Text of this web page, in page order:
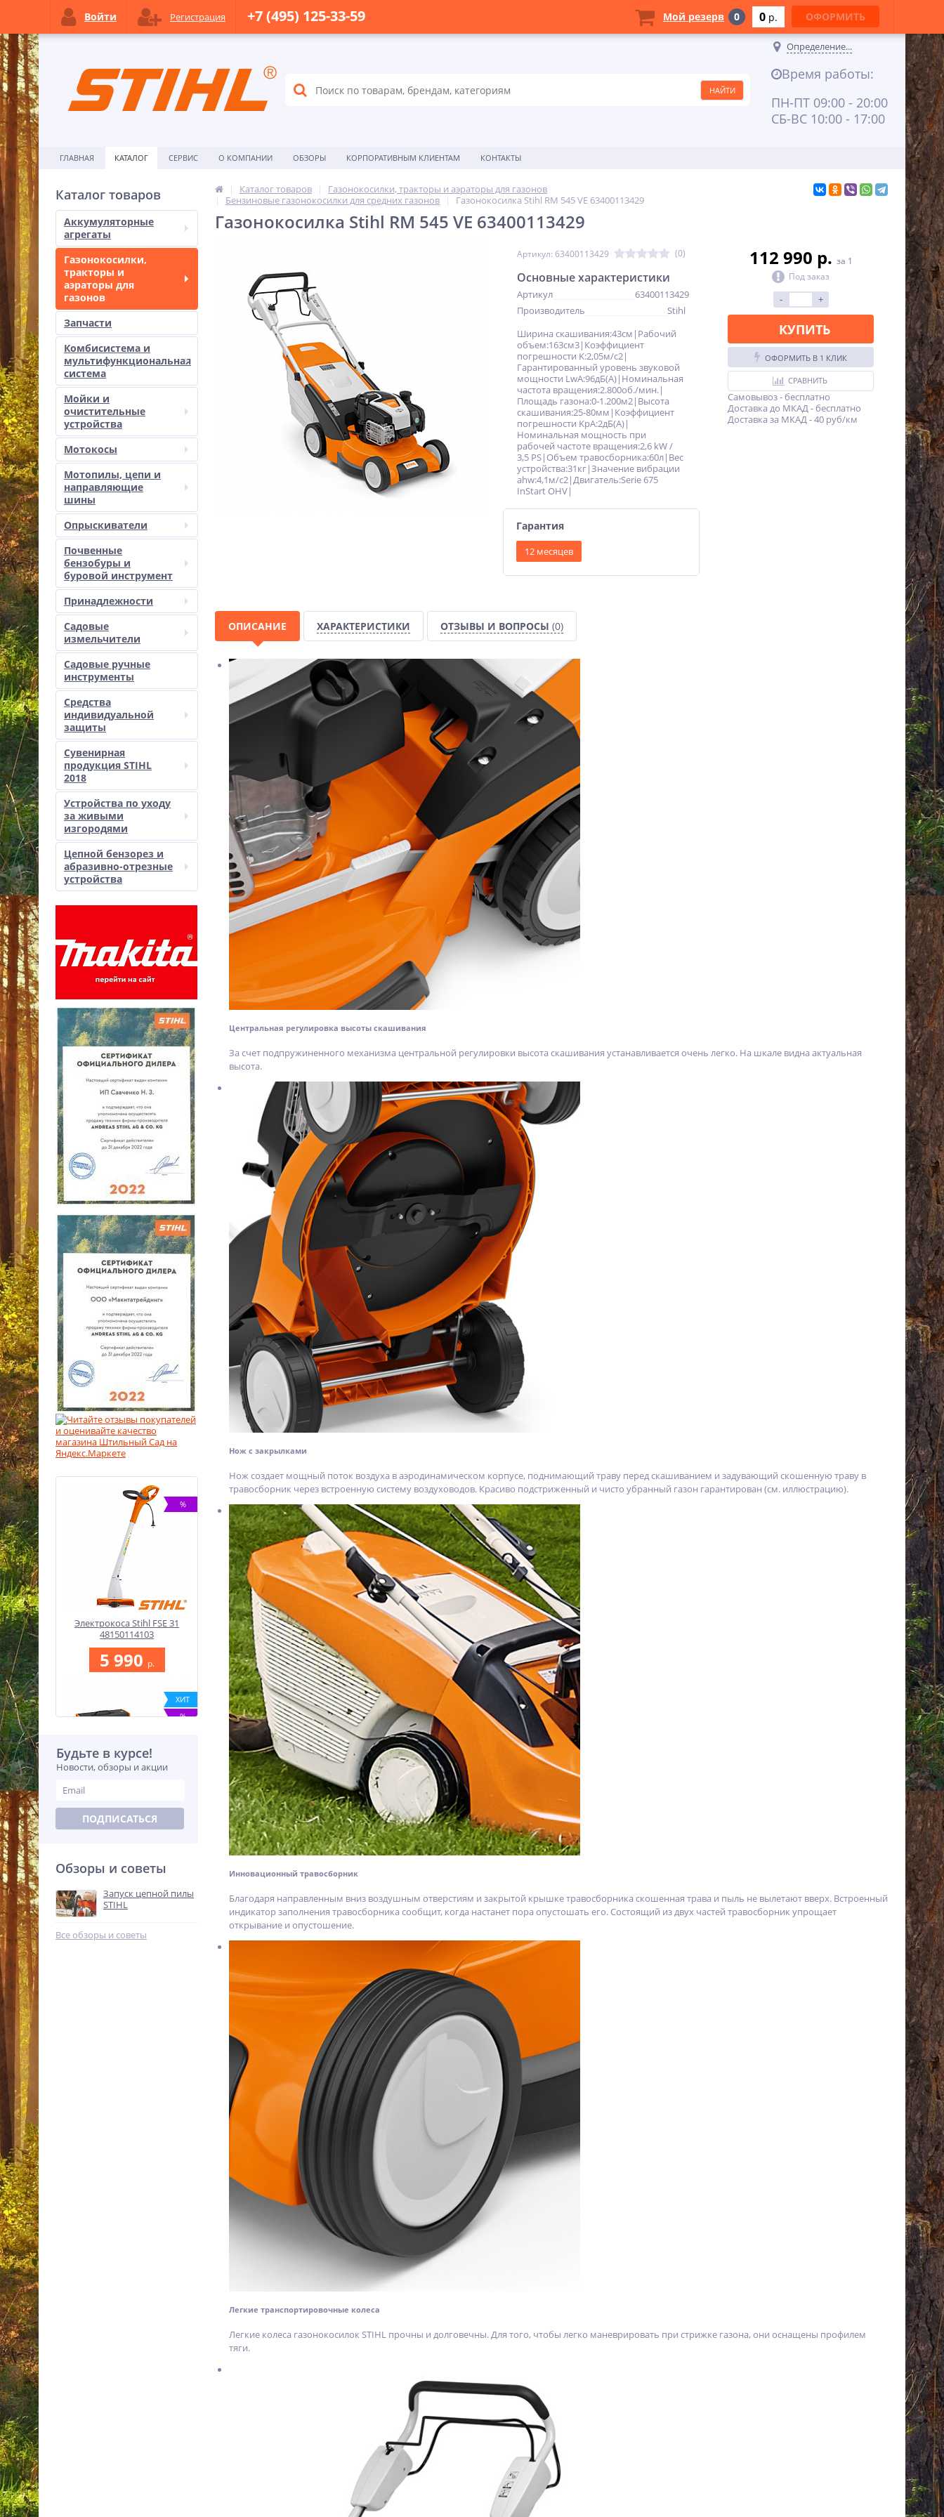
Определение...
Время работы:
ПН-ПТ 09:00 - 20:00
СБ-ВС 10:00 - 17:00
ГЛАВНАЯ КАТАЛОГ СЕРВИС О КОМПАНИИ ОБЗОРЫ КОРПОРАТИВНЫМ КЛИЕНТАМ КОНТАКТЫ
Каталог товаров
Аккумуляторные
агрегаты
Газонокосилки,
тракторы и
аэраторы для
газонов
Запчасти
Комбисистема и
мультифункциональная
система
Мойки и
очистительные
устройства
Мотокосы
Мотопилы, цепи и
направляющие
шины
Опрыскиватели
Почвенные
бензобуры и
буровой инструмент
Принадлежности
Садовые
измельчители
Садовые ручные
инструменты
Средства
индивидуальной
защиты
Сувенирная
продукция STIHL
2018
Устройства по уходу
за живыми
изгородями
Цепной бензорез и
абразивно-отрезные
устройства
%
Электрокоса Stihl FSE 31
48150114103
5 990 p.
ХИТ
%
Аккумуляторный кусторез
Stihl HSA 26 SET
%
Будьте в курсе!
Новости, обзоры и акции
ПОДПИСАТЬСЯ
Обзоры и советы
Запуск цепной пилы
STIHL
Все обзоры и советы
Каталог товаров
Газонокосилки, тракторы и аэраторы для газонов
Бензиновые газонокосилки для средних газонов
Газонокосилка Stihl RM 545 VE 63400113429
Газонокосилка Stihl RM 545 VE 63400113429
Артикул: 63400113429 (0)
Основные характеристики
Артикул
63400113429
Производитель
Stihl
Ширина скашивания:43см|Рабочий
объем:163см3|Коэффициент
погрешности K:2,05м/с2|
Гарантированный уровень звуковой
мощности LwA:96дБ(A)|Номинальная
частота вращения:2.800об./мин.|
Площадь газона:0-1.200м2|Высота
скашивания:25-80мм|Коэффициент
погрешности KpA:2дБ(A)|
Номинальная мощность при
рабочей частоте вращения:2,6 kW /
3,5 PS|Объем травосборника:60л|Вес
устройства:31кг|Значение вибрации
ahw:4,1м/с2|Двигатель:Serie 675
InStart OHV|
Гарантия
12 месяцев
112 990 p. за 1
Под заказ
- +
КУПИТЬ
ОФОРМИТЬ В 1 КЛИК
СРАВНИТЬ
Самовывоз - бесплатно
Доставка до МКАД - бесплатно
Доставка за МКАД - 40 руб/км
ОПИСАНИЕ ХАРАКТЕРИСТИКИ ОТЗЫВЫ И ВОПРОСЫ (0)
Центральная регулировка высоты скашивания
За счет подпружиненного механизма центральной регулировки высота скашивания устанавливается очень легко. На шкале видна актуальная
высота.
Нож с закрылками
Нож создает мощный поток воздуха в аэродинамическом корпусе, поднимающий траву перед скашиванием и задувающий скошенную траву в
травосборник через встроенную систему воздуховодов. Красиво подстриженный и чисто убранный газон гарантирован (см. иллюстрацию).
Инновационный травосборник
Благодаря направленным вниз воздушным отверстиям и закрытой крышке травосборника скошенная трава и пыль не вылетают вверх. Встроенный
индикатор заполнения травосборника сообщит, когда настанет пора опустошать его. Состоящий из двух частей травосборник упрощает
открывание и опустошение.
Легкие транспортировочные колеса
Легкие колеса газонокосилок STIHL прочны и долговечны. Для того, чтобы легко маневрировать при стрижке газона, они оснащены профилем
тяги.
Войти Регистрация +7 (495) 125-33-59 Мой резерв 0 0 p. ОФОРМИТЬ